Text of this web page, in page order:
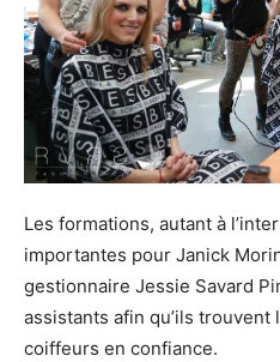
Les formations, autant à
importantes pour Janick
gestionnaire Jessie Savard
assistants afin qu’ils
coiffeurs en confiance.